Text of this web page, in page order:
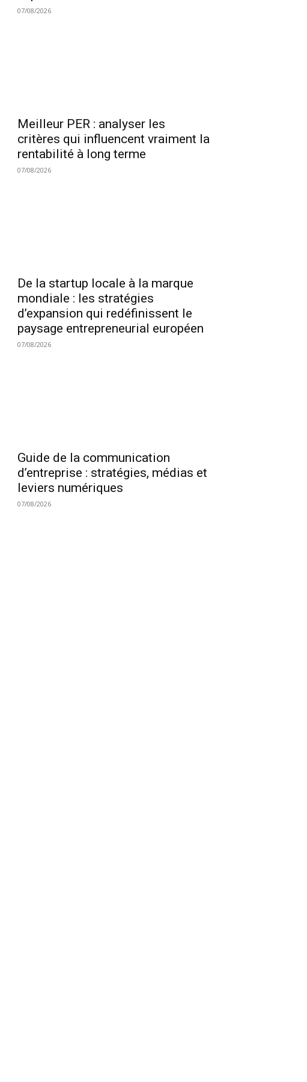
07/08/2026
Meilleur PER : analyser les
critères qui influencent vraiment la
rentabilité à long terme
07/08/2026
De la startup locale à la marque
mondiale : les stratégies
d’expansion qui redéfinissent le
paysage entrepreneurial européen
07/08/2026
Guide de la communication
d’entreprise : stratégies, médias et
leviers numériques
07/08/2026